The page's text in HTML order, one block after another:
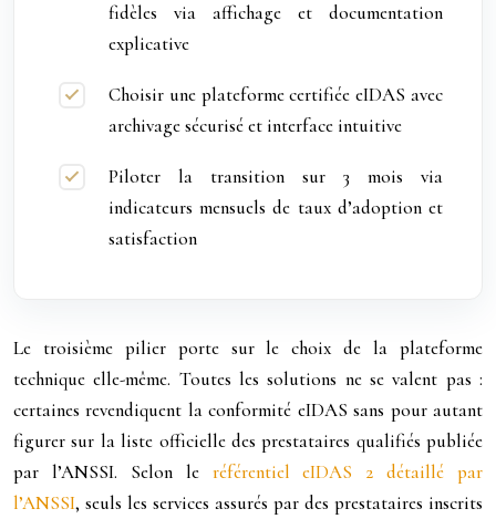
fidèles via affichage et documentation
explicative
Choisir une plateforme certifiée eIDAS avec
archivage sécurisé et interface intuitive
Piloter la transition sur 3 mois via
indicateurs mensuels de taux d’adoption et
satisfaction
Le troisième pilier porte sur le choix de la plateforme
technique elle-même. Toutes les solutions ne se valent pas :
certaines revendiquent la conformité eIDAS sans pour autant
figurer sur la liste officielle des prestataires qualifiés publiée
par l’ANSSI. Selon le référentiel eIDAS 2 détaillé par
l’ANSSI, seuls les services assurés par des prestataires inscrits